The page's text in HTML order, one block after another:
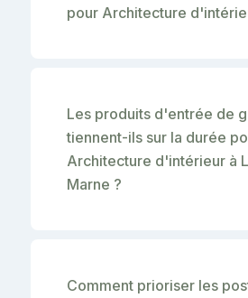
pour Architecture
Les produits d'entrée de
tiennent-ils sur la durée
Architecture d'intérieur à
Marne ?
Comment prioriser les